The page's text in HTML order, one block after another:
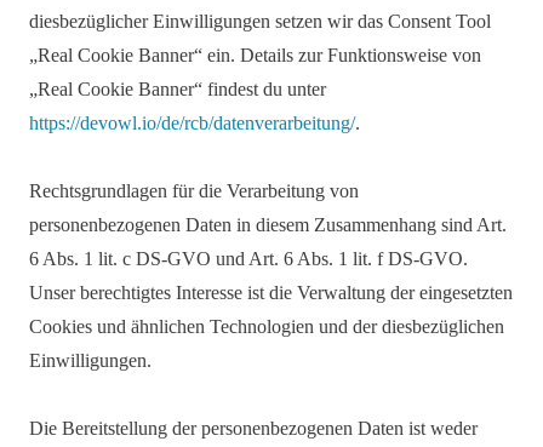
diesbezüglicher Einwilligungen setzen wir das Consent Tool
„Real Cookie Banner“ ein. Details zur Funktionsweise von
„Real Cookie Banner“ findest du unter
https://devowl.io/de/rcb/datenverarbeitung/.
Rechtsgrundlagen für die Verarbeitung von
personenbezogenen Daten in diesem Zusammenhang sind Art.
6 Abs. 1 lit. c DS-GVO und Art. 6 Abs. 1 lit. f DS-GVO.
Unser berechtigtes Interesse ist die Verwaltung der eingesetzten
Cookies und ähnlichen Technologien und der diesbezüglichen
Einwilligungen.
Die Bereitstellung der personenbezogenen Daten ist weder